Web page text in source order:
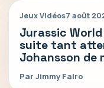
Jeux Vidéos7 août
Jurassic
suite tant
Johansson de
Par Jimmy Falro